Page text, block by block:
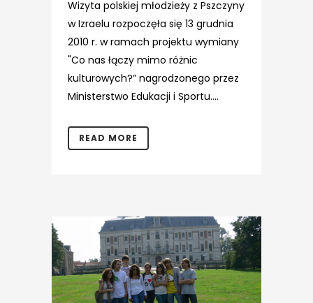
Wizyta polskiej młodzieży z Pszczyny
w Izraelu rozpoczęła się 13 grudnia
2010 r. w ramach projektu wymiany
"Co nas łączy mimo różnic
kulturowych?” nagrodzonego przez
Ministerstwo Edukacji i Sportu....
READ MORE